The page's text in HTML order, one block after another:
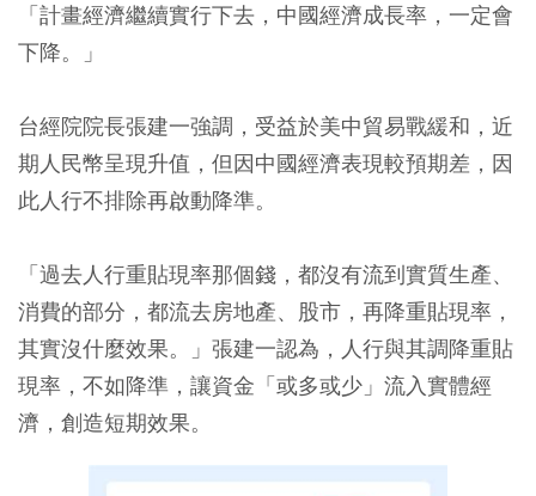
「計畫經濟繼續實行下去，中國經濟成長率，一定會
下降。」
台經院院長張建一強調，受益於美中貿易戰緩和，近
期人民幣呈現升值，但因中國經濟表現較預期差，因
此人行不排除再啟動降準。
「過去人行重貼現率那個錢，都沒有流到實質生產、
消費的部分，都流去房地產、股市，再降重貼現率，
其實沒什麼效果。」張建一認為，人行與其調降重貼
現率，不如降準，讓資金「或多或少」流入實體經
濟，創造短期效果。